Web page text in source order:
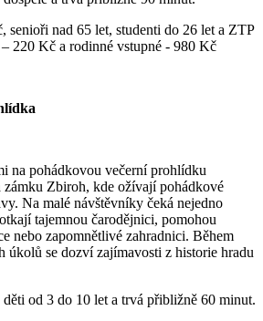
senioři nad 65 let, studenti do 26 let a ZTP
220 Kč a rodinné vstupné - 980 Kč
na pohádkovou večerní prohlídku
zámku Zbiroh, kde ožívají pohádkové
Na malé návštěvníky čeká nejedno
tajemnou čarodějnici, pomohou
nebo zapomnětlivé zahradnici. Během
úkolů se dozví zajímavosti z historie hradu
od 3 do 10 let a trvá přibližně 60 minut.